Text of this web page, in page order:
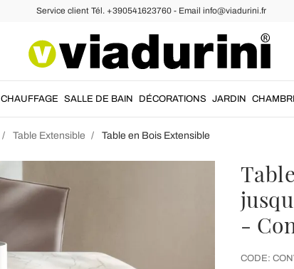
Service client Tél. +390541623760 - Email info@viadurini.fr
CHAUFFAGE SALLE DE BAIN DÉCORATIONS JARDIN
Table Extensible Table en Bois Extensible
-
CODE: